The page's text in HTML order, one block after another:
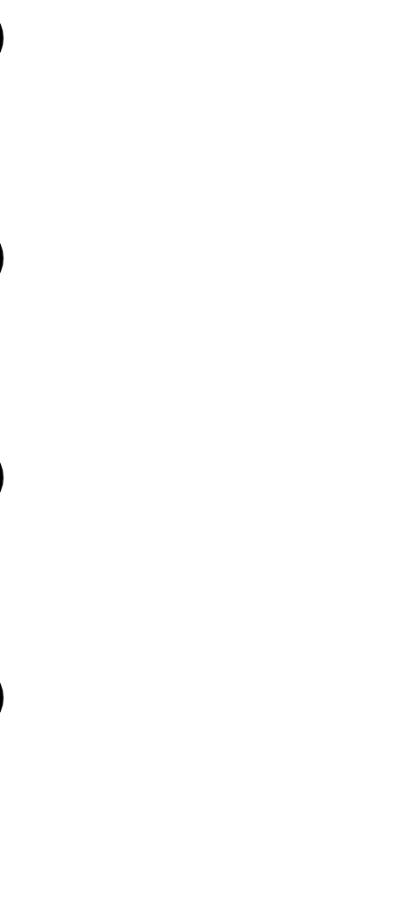
d'information sur le livre
d'information sur le livre
d'information sur le livre
d'information sur le livre
d'information sur le livre